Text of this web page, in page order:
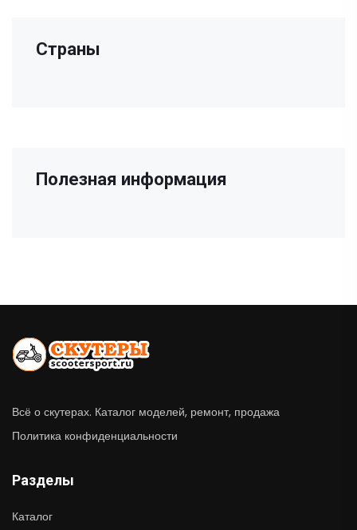
Страны
Полезная информация
Всё о скутерах. Каталог моделей, ремонт, продажа
Политика конфиденциальности
Разделы
Каталог